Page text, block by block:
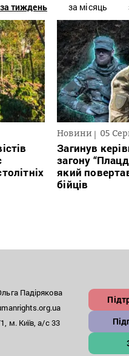
за тиждень за місяць
Новини 05
Загинув
загону
який
бійців
Падірякова
м. Київ, а/с 33